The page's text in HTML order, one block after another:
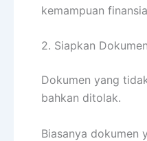
kemampuan
2. Siapkan
Dokumen yang
bahkan ditolak.
Biasanya dokumen